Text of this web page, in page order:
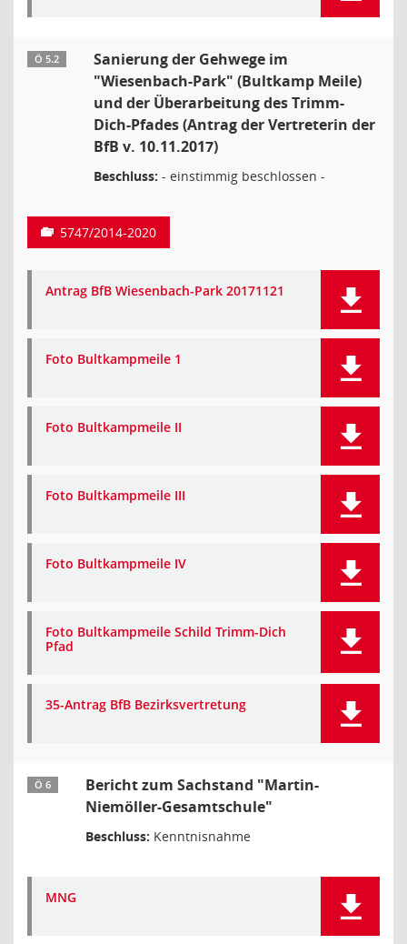
Ö 5.2
Sanierung der Gehwege im
"Wiesenbach-Park" (Bultkamp Meile)
und der Überarbeitung des Trimm-
Dich-Pfades (Antrag der Vertreterin der
BfB v. 10.11.2017)
Beschluss: - einstimmig beschlossen -
5747/2014-2020
Antrag BfB Wiesenbach-Park 20171121
Foto Bultkampmeile 1
Foto Bultkampmeile II
Foto Bultkampmeile III
Foto Bultkampmeile IV
Foto Bultkampmeile Schild Trimm-Dich
Pfad
35-Antrag BfB Bezirksvertretung
Ö 6
Bericht zum Sachstand "Martin-
Niemöller-Gesamtschule"
Beschluss: Kenntnisnahme
MNG